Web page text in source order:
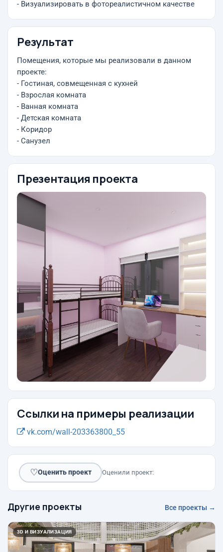
- Визуализировать в фотореалистичном качестве
Результат
Помещения, которые мы реализовали в данном
проекте:
- Гостиная, совмещенная с кухней
- Взрослая комната
- Ванная комната
- Детская комната
- Коридор
- Санузел
Презентация проекта
Ссылки на примеры реализации
vk.com/wall-203363800_55
♡Оценить проект Оценили проект:
Другие проекты Все проекты →
3D И ВИЗУАЛИЗАЦИЯ